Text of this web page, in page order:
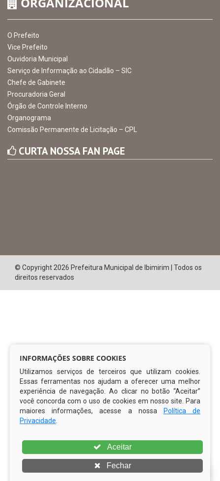
Hora:21:24/Quinta-Feira ,06 de agosto
de 2026
EXIBIR MAPA DO SITE
INSTITUCIONAL
CNPJ: 10.105.971.0001-50
Atendimento: 07:00hs às 13:00hs
Vice Prefeito
Ouvidoria Municipal
Serviço de Informação ao Cidadão – SIC
Chefe de Gabinete
CURTA NOSSA FAN PAGE
© Copyright 2026 Prefeitura Municipal de Ibimirim | Todos os
INFORMAÇÕES SOBRE COOKIES
Utilizamos serviços de terceiros que utilizam cookies.
Essas ferramentas nos ajudam a oferecer uma melhor
experiência de navegação. Ao clicar no botão “Aceitar”
você concorda com o uso de cookies em nosso site. Para
maiores informações, acesse a nossa
Política de
Privacidade
Aceitar
Fechar